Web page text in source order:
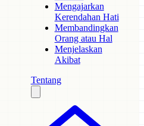
Mengajarkan
Kerendahan Hati
Membandingkan
Orang atau Hal
Menjelaskan
Akibat
Tentang